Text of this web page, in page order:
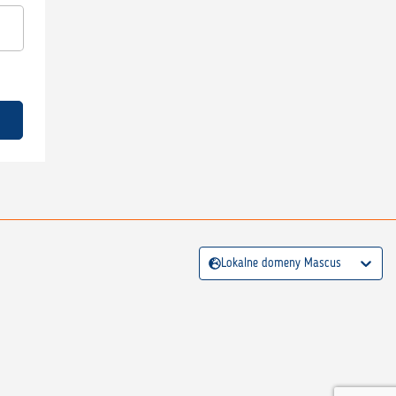
Lokalne domeny Mascus